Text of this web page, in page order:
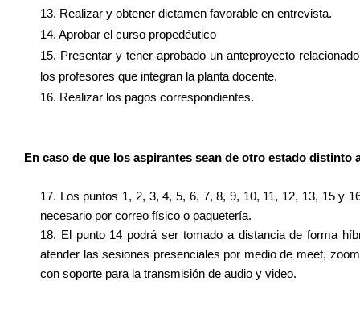
13. Realizar y obtener dictamen favorable en entrevista.
14. Aprobar el curso propedéutico
15. Presentar y tener aprobado un anteproyecto
los profesores que integran la planta docente.
16. Realizar los pagos correspondientes.
En caso de que los aspirantes sean de otro estado distinto
17. Los puntos 1, 2, 3, 4, 5, 6, 7, 8, 9, 10, 11, 12, 13, 15 y
necesario por correo físico o paquetería.
18. El punto 14 podrá ser tomado a distancia de forma
atender las sesiones presenciales por medio de meet,
con soporte para la transmisión de audio y video.